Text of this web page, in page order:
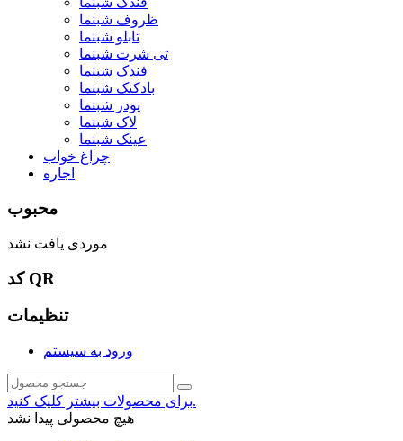
ظروف شبنما
تابلو شبنما
تی شرت شبنما
فندک شبنما
بادکنک شبنما
پودر شبنما
لاک شبنما
عینک شبنما
چراغ خواب
اجاره
محبوب
موردی یافت نشد
کد QR
تنظیمات
ورود به سیستم
برای محصولات بیشتر کلیک کنید.
هیچ محصولی پیدا نشد